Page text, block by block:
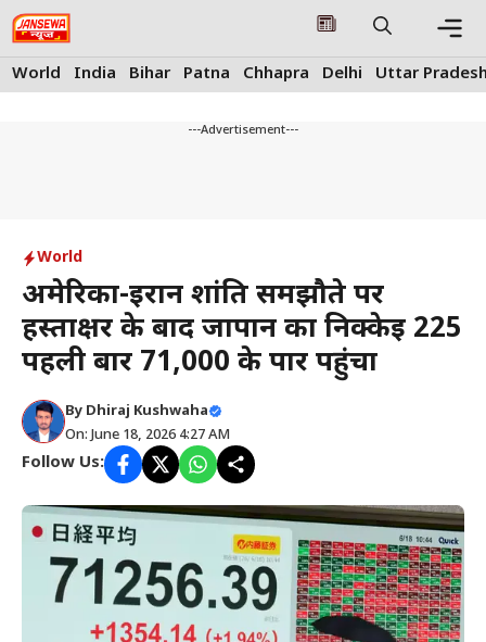
Skip
to
content
World India Bihar Patna Chhapra Delhi Uttar
---Advertisement---
World
अमेरिका-ईरान शांति समझौते पर
हस्ताक्षर के बाद जापान का निक्केई 225
पहली बार 71,000 के पार पहुंचा
By Dhiraj Kushwaha
On: June 18, 2026 4:27 AM
Follow Us: